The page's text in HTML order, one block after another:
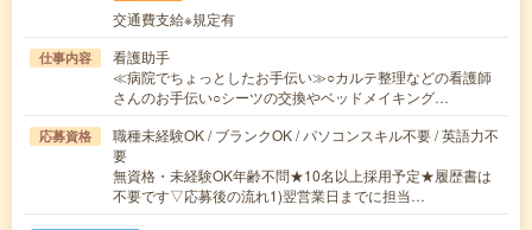
交通費支給※規定有
仕事内容
看護助手
≪病院でちょっとしたお手伝い≫○カルテ整理などの看護師
さんのお手伝い○シーツの交換やベッドメイキング…
応募資格
職種未経験OK / ブランクOK / パソコンスキル不要 / 英語力不
要
無資格・未経験OK年齢不問★10名以上採用予定★履歴書は
不要です▽応募後の流れ1)翌営業日までに担当…